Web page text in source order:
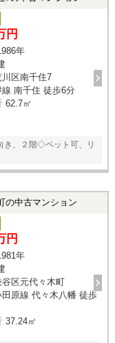
円
年
区南千住7
線 南千住 徒歩6分
62.7㎡
、２階◇ペット可、リ
の中古マンション
円
年
区元代々木町
田原線 代々木八幡 徒歩
37.24㎡